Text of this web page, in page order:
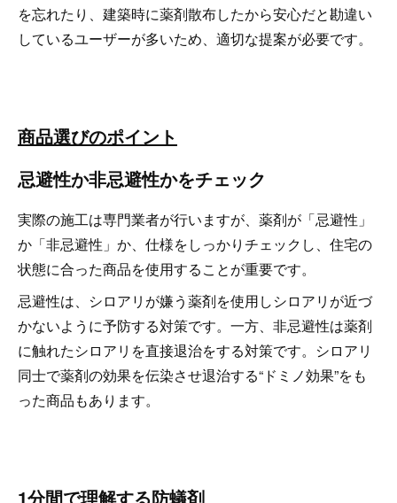
を忘れたり、建築時に薬剤散布したから安心だと勘違い
しているユーザーが多いため、適切な提案が必要です。
商品選びのポイント
忌避性か非忌避性かをチェック
実際の施工は専門業者が行いますが、薬剤が「忌避性」
か「非忌避性」か、仕様をしっかりチェックし、住宅の
状態に合った商品を使用することが重要です。
忌避性は、シロアリが嫌う薬剤を使用しシロアリが近づ
かないように予防する対策です。一方、非忌避性は薬剤
に触れたシロアリを直接退治をする対策です。シロアリ
同士で薬剤の効果を伝染させ退治する“ドミノ効果”をも
った商品もあります。
1分間で理解する防蟻剤